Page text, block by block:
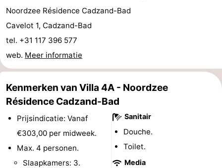
-
Rondvaarten
-
Speeltuinen
-
Binnenspeeltuinen
-
Bowlen
Minigolfbanen
Wellness
centra
Dorpen
Noordzee Résidence Cadzand-Bad
Cavelot 1, Cadzand-Bad
tel. +31 117 396 577
web. Meer informatie
Kenmerken van Villa 4A - Noordzee
Résidence Cadzand-Bad
Prijsindicatie: Vanaf
€303,00 per midweek.
Max. 4 personen.
Slaapkamers: 3.
Sanitair
Douche.
Toilet.
Media